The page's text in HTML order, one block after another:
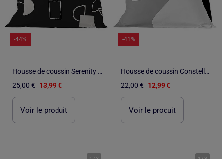
-44%
Housse de coussin Serenity "Happyfriday
25,00 € 13,99 €
Voir le produit
-41%
Housse de coussin Constellation "Happyfriday
22,00 € 12,99 €
Voir le produit